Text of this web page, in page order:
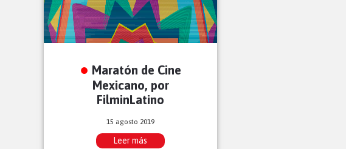
Maratón de Cine
Mexicano, por
FilminLatino
15 agosto 2019
Leer más